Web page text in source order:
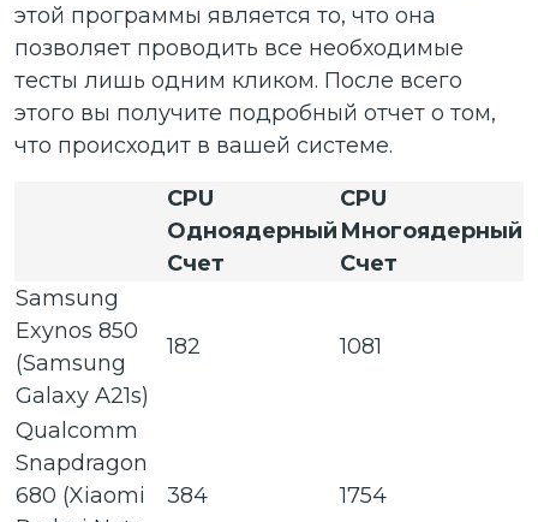
этой программы является то, что она
позволяет проводить все необходимые
тесты лишь одним кликом. После всего
этого вы получите подробный отчет о том,
что происходит в вашей системе.
CPU
Одноядерный
Счет
CPU
Многоядерный
Счет
Samsung
Exynos 850
(Samsung
Galaxy A21s)
182 1081
Qualcomm
Snapdragon
680 (Xiaomi
384 1754